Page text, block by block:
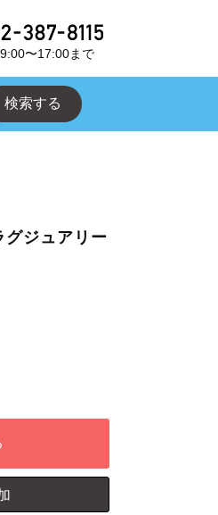
〜17:00まで
ジュアリー